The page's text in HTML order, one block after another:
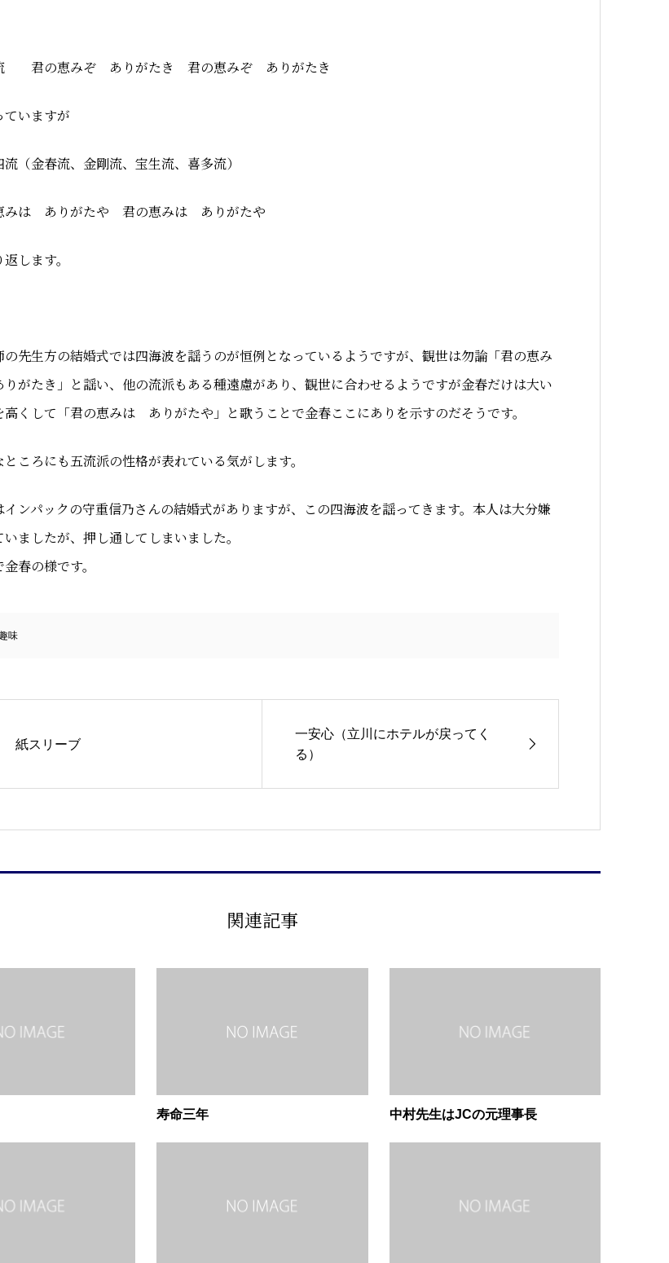
君の恵みぞ ありがたき 君の恵みぞ ありがたき
ていますが
流（金春流、金剛流、宝生流、喜多流）
みは ありがたや 君の恵みは ありがたや
します。
の先生方の結婚式では四海波を謡うのが恒例となっているようですが、観世は勿論「君の恵み
がたき」と謡い、他の流派もある種遠慮があり、観世に合わせるようですが金春だけは大い
高くして「君の恵みは ありがたや」と歌うことで金春ここにありを示すのだそうです。
ところにも五流派の性格が表れている気がします。
インパックの守重信乃さんの結婚式がありますが、この四海波を謡ってきます。本人は大分嫌
いましたが、押し通してしまいました。
春の様です。
趣味
紙スリーブ
一安心（立川にホテルが戻ってく
る）
関連記事
寿命三年 中村先生はJCの元理事長